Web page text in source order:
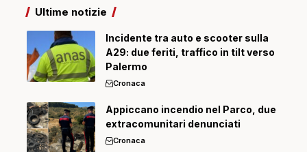
Ultime notizie
Incidente tra auto e scooter sulla
A29: due feriti, traffico in tilt verso
Palermo
Cronaca
Appiccano incendio nel Parco, due
extracomunitari denunciati
Cronaca